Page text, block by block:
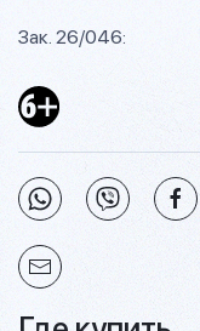
Зак. 26/046: